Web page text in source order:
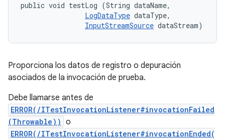
public void testLog (String dataName,
LogDataType dataType,
InputStreamSource dataStream)
Proporciona los datos de registro o depuración
asociados de la invocación de prueba.
Debe llamarse antes de
ERROR(/ITestInvocationListener#invocationFailed
(Throwable)) o
ERROR(/ITestInvocationListener#invocationEnded(